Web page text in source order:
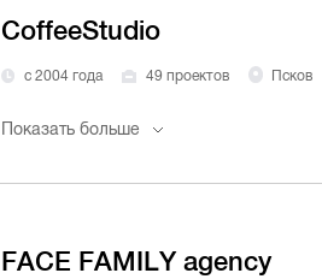
CoffeeStudio
с 2004 года 49 проектов Псков
Показать больше
FACE FAMILY agency